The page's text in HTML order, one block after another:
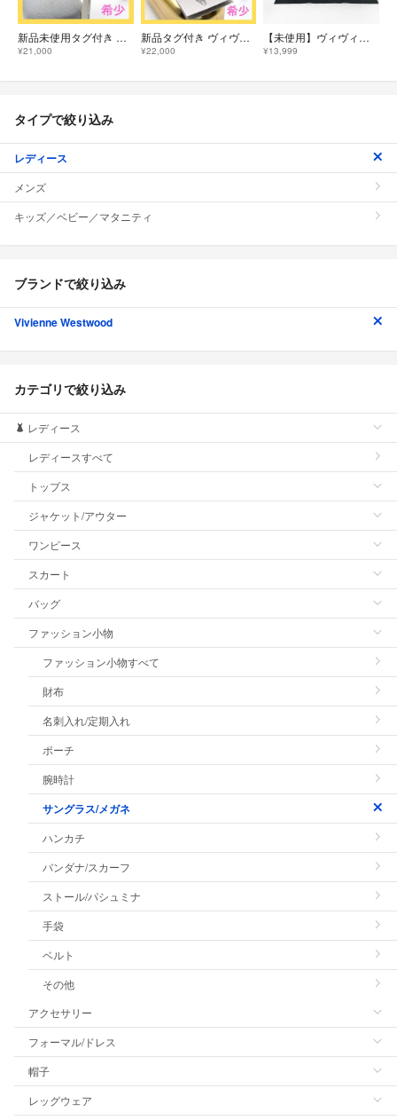
新品未使用タグ付き ヴィヴィアンウエストウッド サングラス ピンク オーブ
¥21,000
新品タグ付き ヴィヴィアンウエストウッド サングラス オーブ ブラック ゴールド
¥22,000
【未使用】ヴィヴィアン ウエストウッド サングラス 黒 ブラック オーバル バタフライ オーブ パール 6J28LY13
¥13,999
タイプで絞り込み
レディース
メンズ
キッズ／ベビー／マタニティ
ブランドで絞り込み
Vivienne Westwood
カテゴリで絞り込み
レディース
レディースすべて
トップス
ジャケット/アウター
ワンピース
スカート
バッグ
ファッション小物
ファッション小物すべて
財布
名刺入れ/定期入れ
ポーチ
腕時計
サングラス/メガネ
ハンカチ
バンダナ/スカーフ
ストール/パシュミナ
手袋
ベルト
その他
アクセサリー
フォーマル/ドレス
帽子
レッグウェア